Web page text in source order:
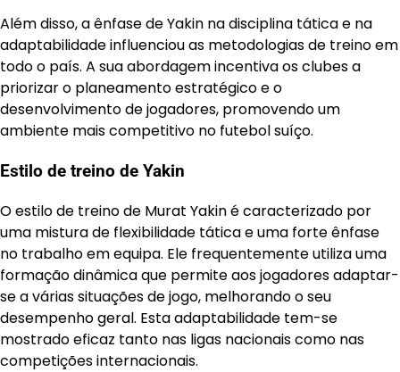
Além disso, a ênfase de Yakin na disciplina tática e na
adaptabilidade influenciou as metodologias de treino em
todo o país. A sua abordagem incentiva os clubes a
priorizar o planeamento estratégico e o
desenvolvimento de jogadores, promovendo um
ambiente mais competitivo no futebol suíço.
Estilo de treino de Yakin
O estilo de treino de Murat Yakin é caracterizado por
uma mistura de flexibilidade tática e uma forte ênfase
no trabalho em equipa. Ele frequentemente utiliza uma
formação dinâmica que permite aos jogadores adaptar-
se a várias situações de jogo, melhorando o seu
desempenho geral. Esta adaptabilidade tem-se
mostrado eficaz tanto nas ligas nacionais como nas
competições internacionais.